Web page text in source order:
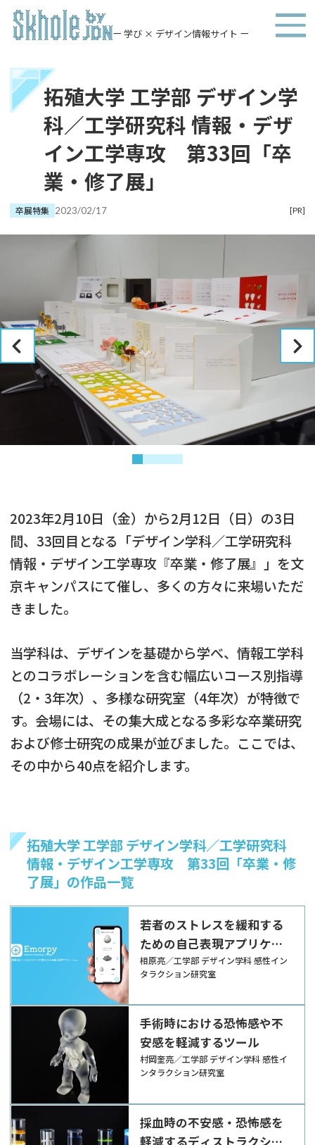
ー 学び × デザイン情報サイト ー
拓殖大学 工学部 デザイン学
科／工学研究科 情報・デザ
イン工学専攻 第33回「卒
業・修了展」
卒展特集 2023/02/17 [PR]
2023年2月10日（金）から2月12日（日）の3日
間、33回目となる「デザイン学科／工学研究科
情報・デザイン工学専攻『卒業・修了展』」を文
京キャンパスにて催し、多くの方々に来場いただ
きました。
当学科は、デザインを基礎から学べ、情報工学科
とのコラボレーションを含む幅広いコース別指導
（2・3年次）、多様な研究室（4年次）が特徴で
す。会場には、その集大成となる多彩な卒業研究
および修士研究の成果が並びました。ここでは、
その中から40点を紹介します。
拓殖大学 工学部 デザイン学科／工学研究科
情報・デザイン工学専攻 第33回「卒業・修
了展」の作品一覧
若者のストレスを緩和する
ための自己表現アプリケー
ション
相原亮／工学部 デザイン学科 感性イン
タラクション研究室
手術時における恐怖感や不
安感を軽減するツール
村岡奎亮／工学部 デザイン学科 感性イ
ンタラクション研究室
採血時の不安感・恐怖感を